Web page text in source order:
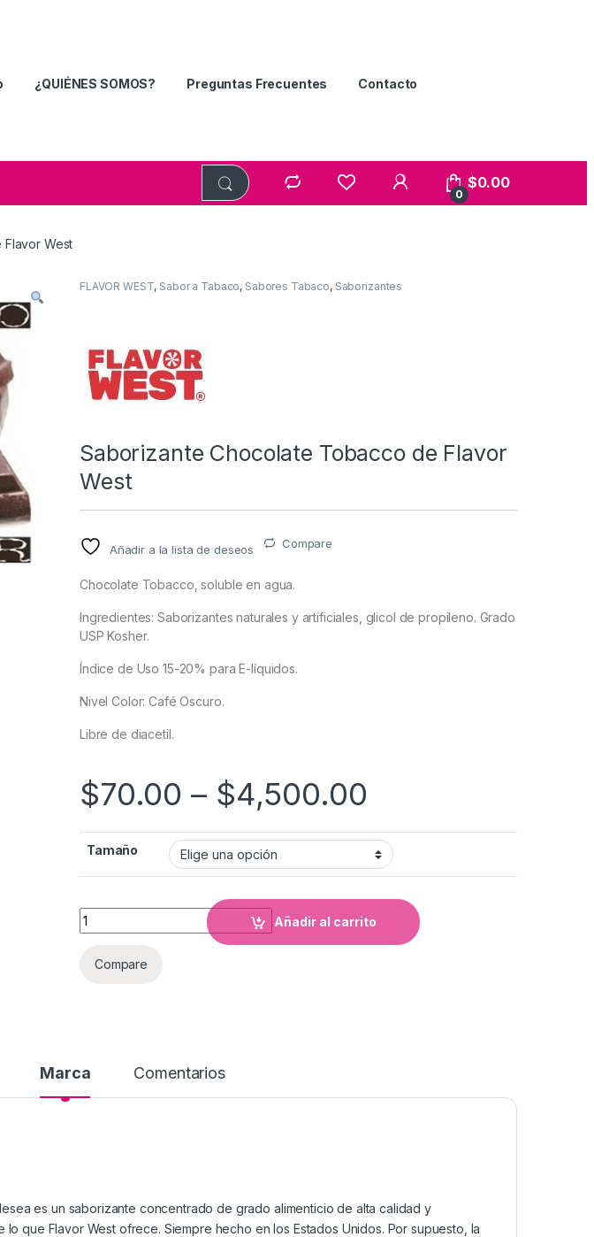
¿QUIÉNES SOMOS? Preguntas Frecuentes Contacto
0
$0.00
West
FLAVOR WEST, Sabor a Tabaco, Sabores Tabaco, Saborizantes
Saborizante Chocolate Tobacco de Flavor
West
Añadir a la lista de deseos Compare
Chocolate Tobacco, soluble en agua.
Ingredientes: Saborizantes naturales y artificiales, glicol de propileno. Grado
USP Kosher.
Índice de Uso 15-20% para E-líquidos.
Nivel Color: Café Oscuro.
Libre de diacetil.
$70.00 – $4,500.00
Tamaño
Cantidad
Añadir al carrito
Compare
Marca Comentarios
es un saborizante concentrado de grado alimenticio de alta calidad y
que Flavor West ofrece. Siempre hecho en los Estados Unidos. Por supuesto, la